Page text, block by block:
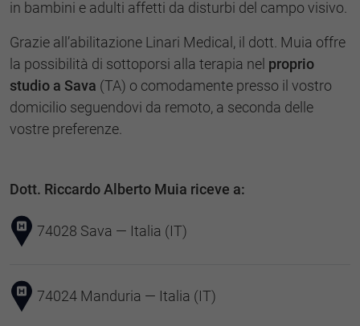
in bambini e adulti affetti da disturbi del campo visivo.
Grazie all’abilitazione Linari Medical, il dott. Muia offre
la possibilità di sottoporsi alla terapia nel proprio
studio a Sava (TA) o comodamente presso il vostro
domicilio seguendovi da remoto, a seconda delle
vostre preferenze.
Dott. Riccardo Alberto Muia riceve a:
74028 Sava — Italia (IT)
74024 Manduria — Italia (IT)